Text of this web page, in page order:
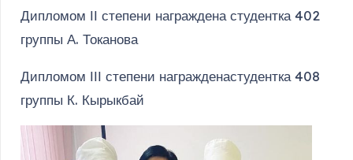
Дипломом ІІ степени награждена студентка 402
группы А. Токанова
Дипломом ІІІ степени награжденастудентка 408
группы К. Кырыкбай